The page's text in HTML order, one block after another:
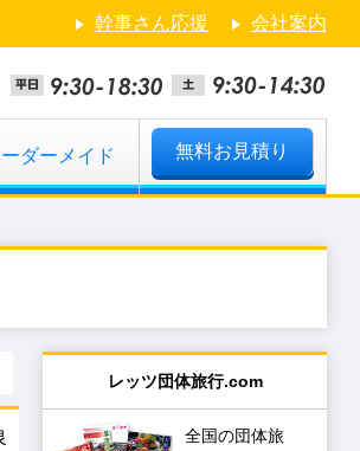
幹事さん応援 会社案内
ダーメイド 無料お見積り
レッツ団体旅行.com
全国の団体旅